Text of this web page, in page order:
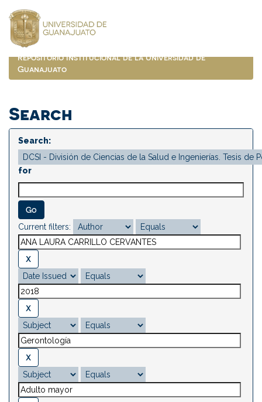
navigation
Repositorio Institucional de la Universidad de
Guanajuato
Search
Search:
for
Current filters: